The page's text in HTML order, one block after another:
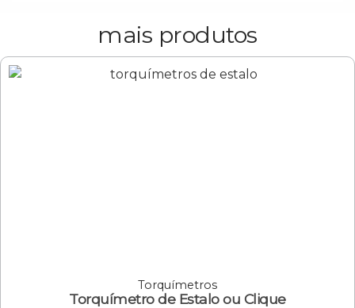
mais produtos
Torquímetros
Torquímetro de Estalo ou Clique